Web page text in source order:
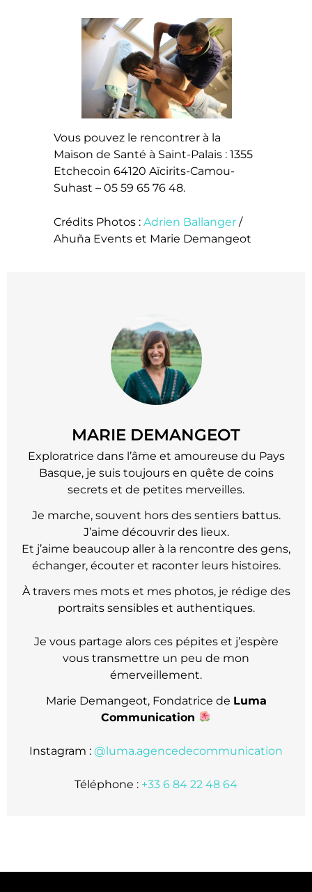
MARIE DEMANGEOT
Exploratrice dans l’âme et amoureuse du Pays
Basque, je suis toujours en quête de coins
secrets et de petites merveilles.
Je marche, souvent hors des sentiers battus.
J’aime découvrir des lieux.
Et j’aime beaucoup aller à la rencontre des gens,
échanger, écouter et raconter leurs histoires.
À travers mes mots et mes photos, je rédige des
portraits sensibles et authentiques.
Je vous partage alors ces pépites et j’espère
vous transmettre un peu de mon
émerveillement.
Marie Demangeot, Fondatrice de Luma
Communication
Instagram : @luma.agencedecommunication
Téléphone : +33 6 84 22 48 64
Vous pouvez le rencontrer à la
Maison de Santé à Saint-Palais : 1355
Etchecoin 64120 Aïcirits-Camou-
Suhast – 05 59 65 76 48.
Crédits Photos :Adrien Ballanger /
Ahuña Events et Marie Demangeot